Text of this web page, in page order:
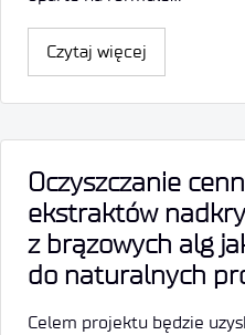
Czytaj więcej
Oczyszczanie
ekstraktów
z brązowych alg
do naturalnych
Celem projektu będzie